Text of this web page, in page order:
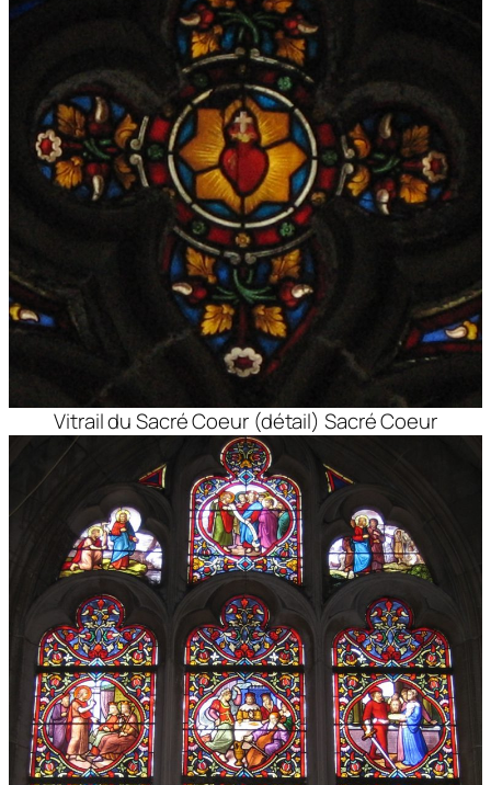
Vitrail du Sacré Coeur (détail) Sacré Coeur